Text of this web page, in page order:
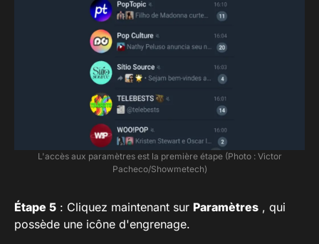
L'accès aux paramètres est la première étape (Photo : Victor
Pacheco/Showmetech)
Étape 5 : Cliquez maintenant sur Paramètres , qui
possède une icône d'engrenage.